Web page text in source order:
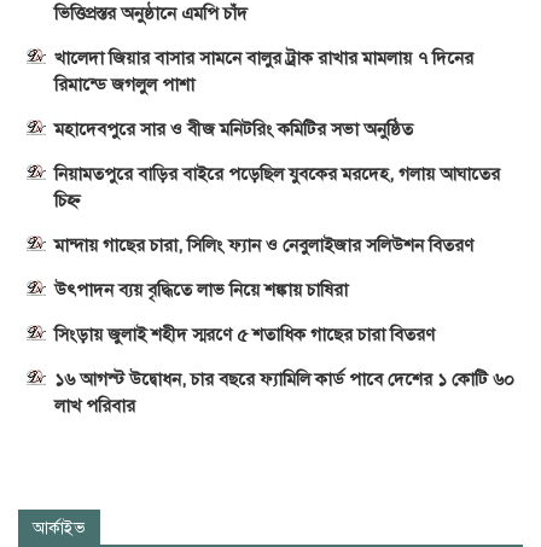
ভিত্তিপ্রস্তর অনুষ্ঠানে এমপি চাঁদ
খালেদা জিয়ার বাসার সামনে বালুর ট্রাক রাখার মামলায় ৭ দিনের
রিমান্ডে জগলুল পাশা
মহাদেবপুরে সার ও বীজ মনিটরিং কমিটির সভা অনুষ্ঠিত
নিয়ামতপুরে বাড়ির বাইরে পড়েছিল যুবকের মরদেহ, গলায় আঘাতের
চিহ্ন
মান্দায় গাছের চারা, সিলিং ফ্যান ও নেবুলাইজার সলিউশন বিতরণ
উৎপাদন ব্যয় বৃদ্ধিতে লাভ নিয়ে শঙ্কায় চাষিরা
সিংড়ায় জুলাই শহীদ স্মরণে ৫ শতাধিক গাছের চারা বিতরণ
১৬ আগস্ট উদ্বোধন, চার বছরে ফ্যামিলি কার্ড পাবে দেশের ১ কোটি ৬০
লাখ পরিবার
আর্কাইভ